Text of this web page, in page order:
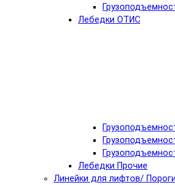
Лебедки ОТИС
Лебедки Прочие
Линейки для лифтов/ Пороги